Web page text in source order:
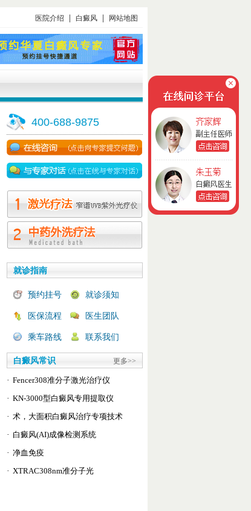
医院介绍 白癜风 网站地图
400-688-9875
就诊指南
预约挂号 就诊须知
医保流程 医生团队
乘车路线 联系我们
白癜风常识 更多>>
· Fencer308准分子激光治疗仪
· KN-3000型白癜风专用提取仪
· 术，大面积白癜风治疗专项技术
· 白癜风(AI)成像检测系统
· 净血免疫
· XTRAC308nm准分子光